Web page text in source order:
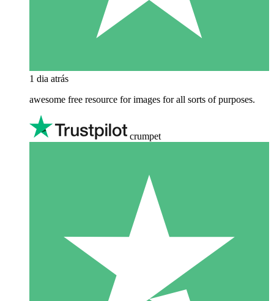
1 dia atrás
awesome free resource for images for all sorts of purposes.
crumpet